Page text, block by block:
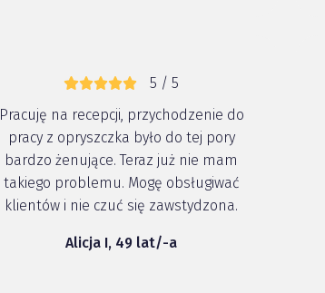
5 / 5
Pracuję na recepcji, przychodzenie do
pracy z opryszczka było do tej pory
bardzo żenujące. Teraz już nie mam
takiego problemu. Mogę obsługiwać
klientów i nie czuć się zawstydzona.
Alicja I, 49 lat/-a